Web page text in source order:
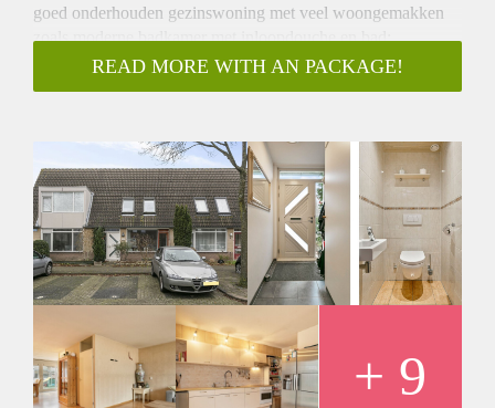
goed onderhouden gezinswoning met veel woongemakken
zoals moderne badkamer met inloopdouche en bad;
stadsverwarming (warmte per kamer regelbaar);
onderhoudsvriendelijke tuin op het westen; elektrische
voorzieningen en supermarkten liggen om de hoek. Het
stadcentrum met alle voorzieningen ligt op fietsafstand en de
A6 is binnen enkele autominuten te bereiken.
READ MORE WITH AN PACKAGE!
+ 9